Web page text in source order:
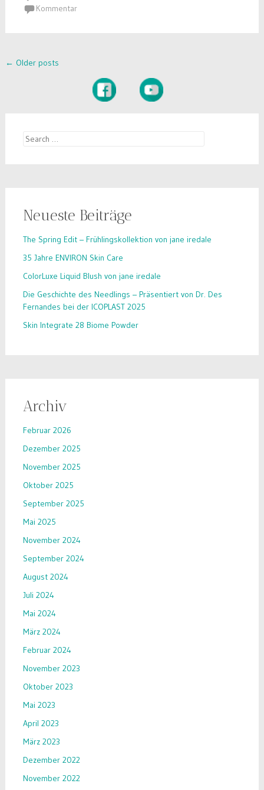
Kommentar
Posts
← Older posts
Search
Neueste Beiträge
The Spring Edit – Frühlingskollektion von jane iredale
35 Jahre ENVIRON Skin Care
ColorLuxe Liquid Blush von jane iredale
Die Geschichte des Needlings – Präsentiert von Dr. Des
Fernandes bei der ICOPLAST 2025
Skin Integrate 28 Biome Powder
Archiv
Februar 2026
Dezember 2025
November 2025
Oktober 2025
September 2025
Mai 2025
November 2024
September 2024
August 2024
Juli 2024
Mai 2024
März 2024
Februar 2024
November 2023
Oktober 2023
Mai 2023
April 2023
März 2023
Dezember 2022
November 2022